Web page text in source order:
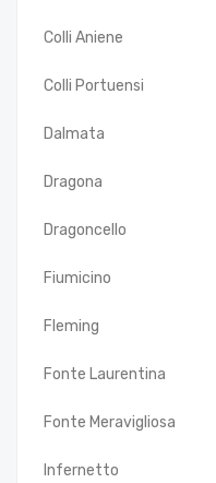
Colli Aniene
Colli Portuensi
Dalmata
Dragona
Dragoncello
Fiumicino
Fleming
Fonte Laurentina
Fonte Meravigliosa
Infernetto